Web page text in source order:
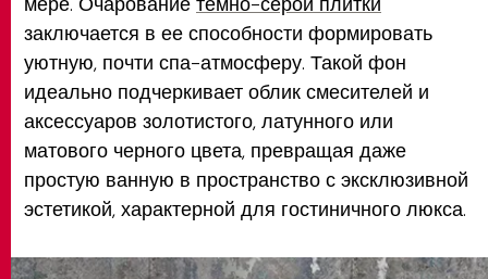
заключается в ее способности формировать
уютную, почти спа-атмосферу. Такой фон
идеально подчеркивает облик смесителей и
аксессуаров золотистого, латунного или
матового черного цвета, превращая даже
простую ванную в пространство с эксклюзивной
эстетикой, характерной для гостиничного люкса.